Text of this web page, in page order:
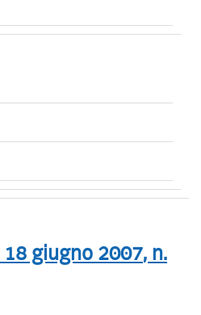
18 giugno 2007, n.